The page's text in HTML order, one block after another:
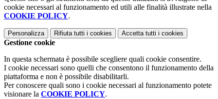
cookie necessari al funzionamento ed utili alle finalità illustrate nella
COOKIE POLICY.
Personalizza Rifiuta tutti i cookies Accetta tutti i cookies
Gestione cookie
In questa schermata è possibile scegliere quali cookie consentire.
I cookie necessari sono quelli che consentono il funzionamento della
piattaforma e non è possibile disabilitarli.
Per conoscere quali sono i cookie necessari al funzionamento potete
visionare la COOKIE POLICY.